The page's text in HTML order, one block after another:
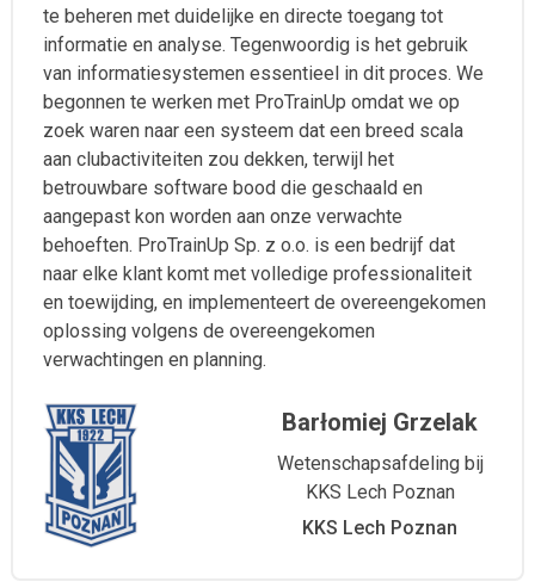
te beheren met duidelijke en directe toegang tot
informatie en analyse. Tegenwoordig is het gebruik
van informatiesystemen essentieel in dit proces. We
begonnen te werken met ProTrainUp omdat we op
zoek waren naar een systeem dat een breed scala
aan clubactiviteiten zou dekken, terwijl het
betrouwbare software bood die geschaald en
aangepast kon worden aan onze verwachte
behoeften. ProTrainUp Sp. z o.o. is een bedrijf dat
naar elke klant komt met volledige professionaliteit
en toewijding, en implementeert de overeengekomen
oplossing volgens de overeengekomen
verwachtingen en planning.
Barłomiej Grzelak
Wetenschapsafdeling bij
KKS Lech Poznan
KKS Lech Poznan